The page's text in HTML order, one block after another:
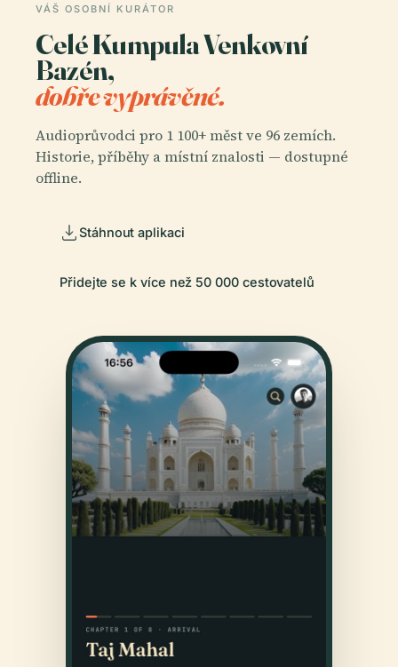
VÁŠ OSOBNÍ KURÁTOR
Celé Kumpula Venkovní
Bazén,
dobře vyprávěné.
Audioprůvodci pro 1 100+ měst ve 96 zemích.
Historie, příběhy a místní znalosti — dostupné
offline.
Stáhnout aplikaci
Přidejte se k více než 50 000 cestovatelů